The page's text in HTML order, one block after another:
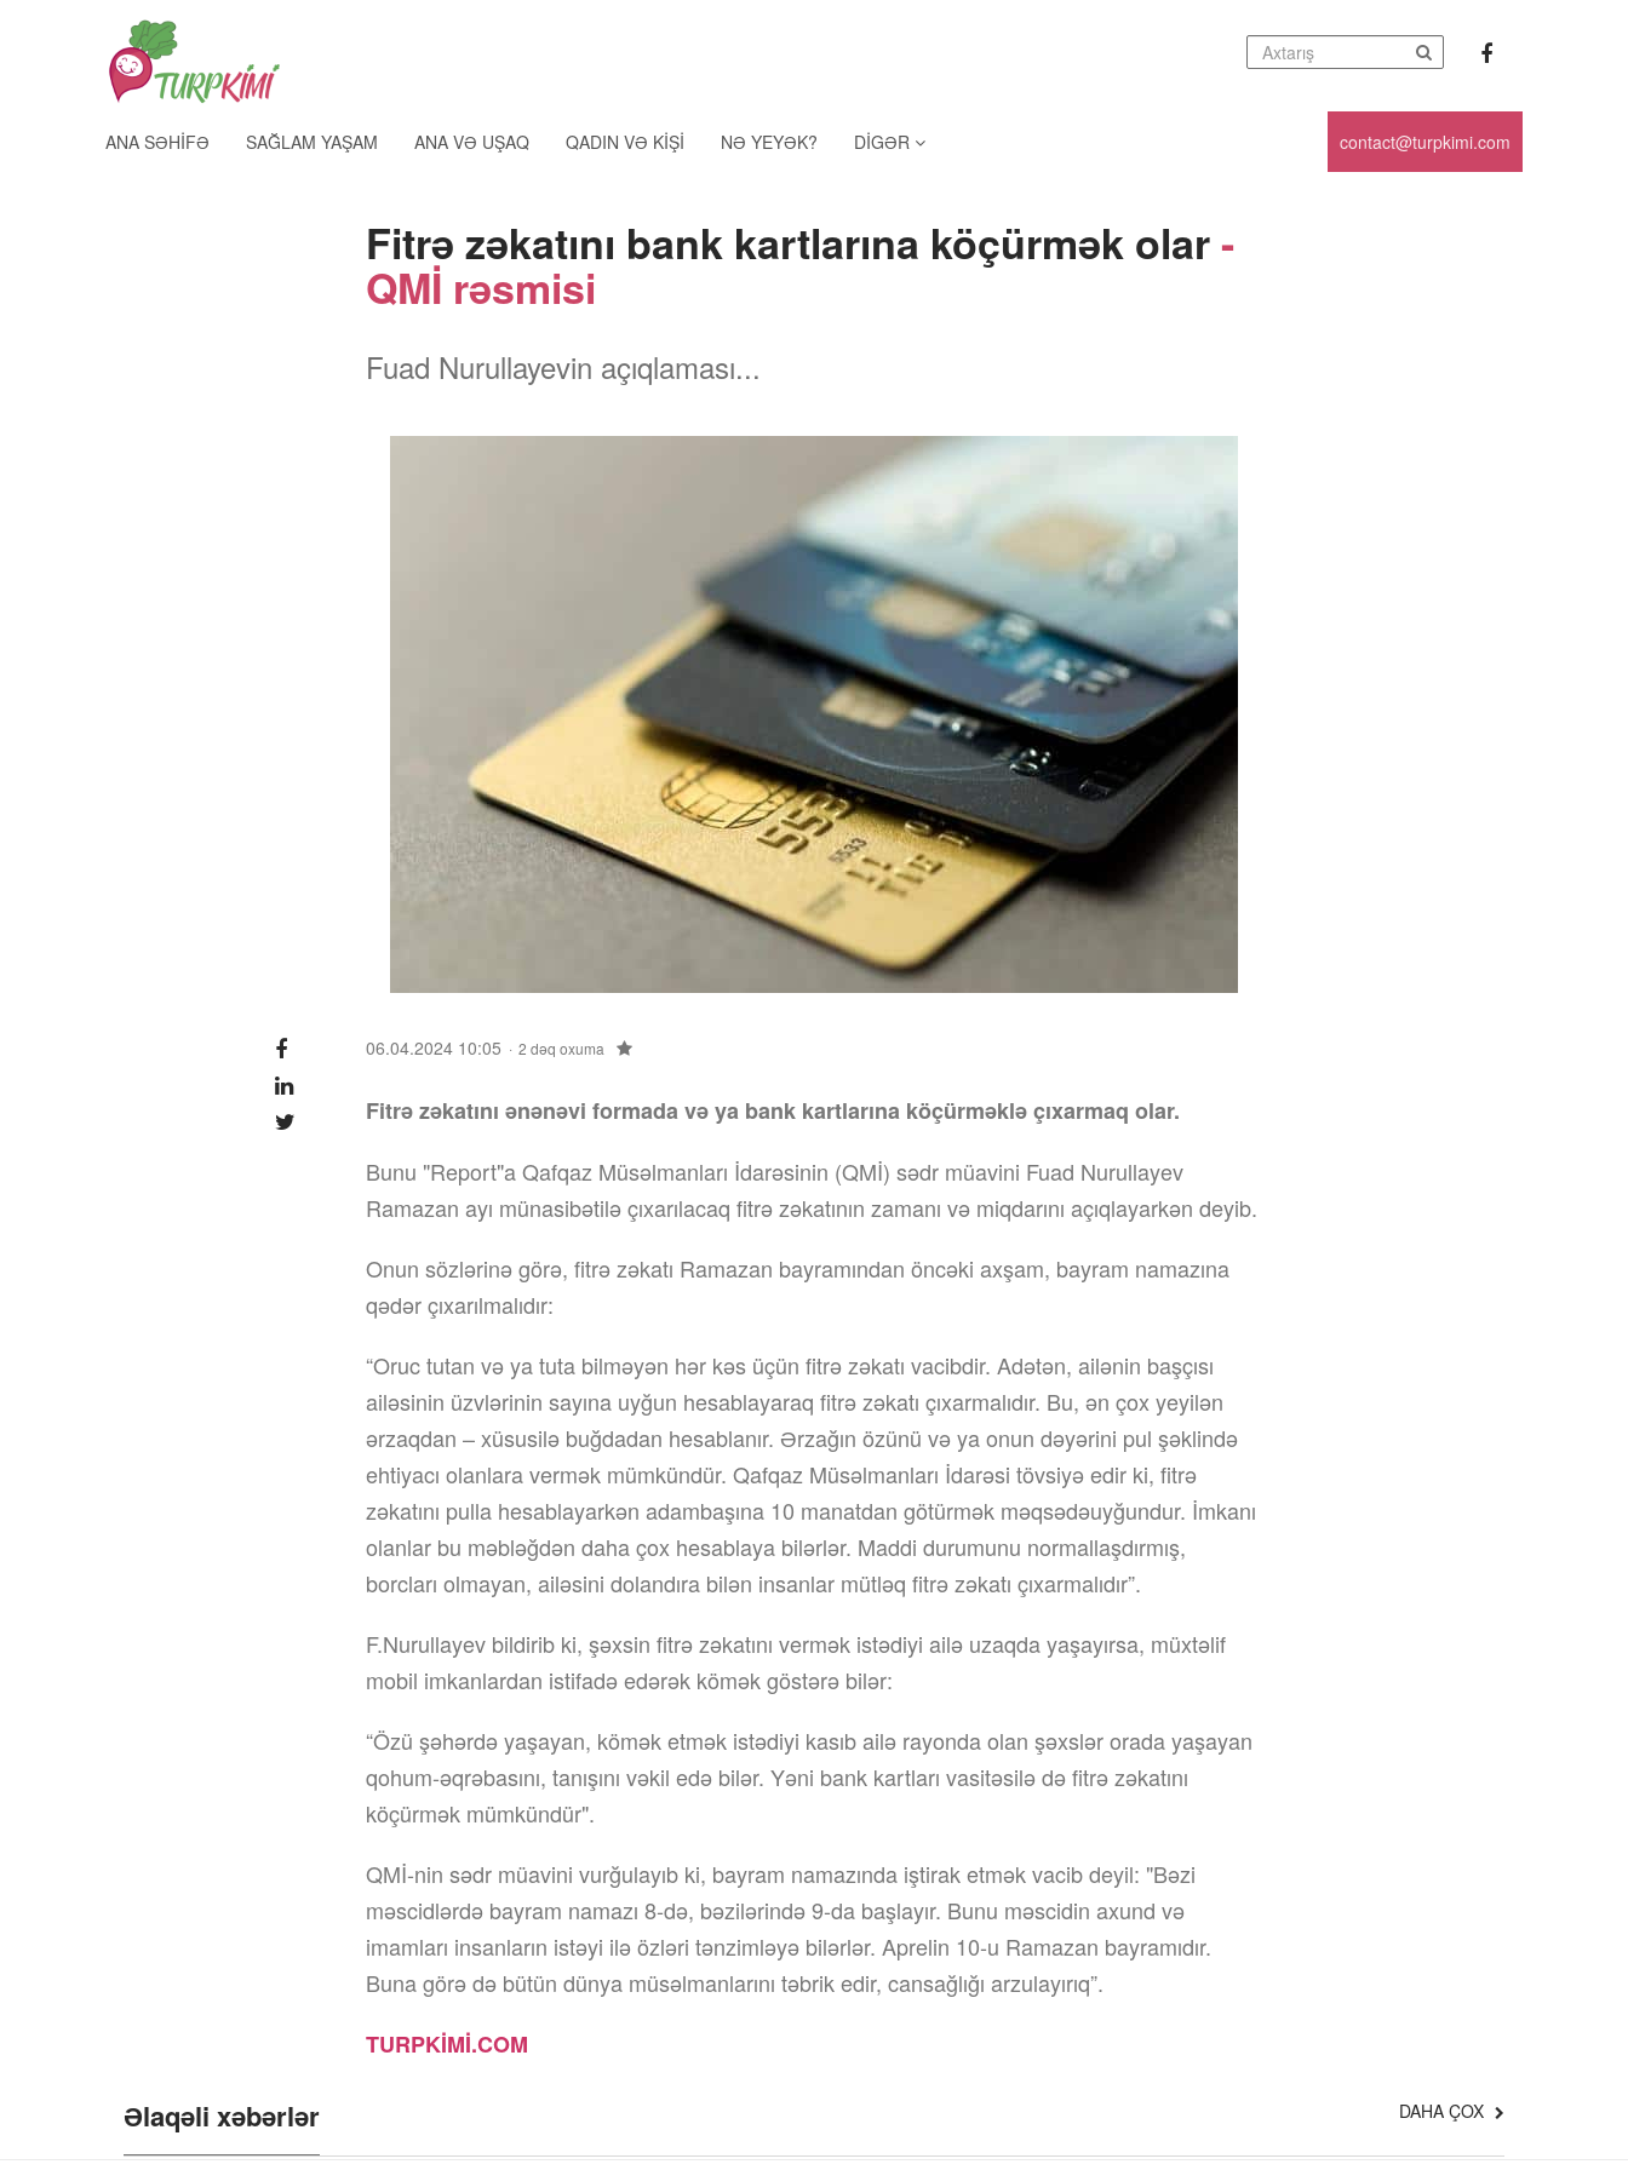
ANA SƏHIFƏ SAĞLAM YAŞAM ANA VƏ UŞAQ QADIN VƏ KIŞI NƏ YEYƏK? DIGƏR contact@turpkimi.com
Fitrə zəkatını bank kartlarına köçürmək olar -
QMİ rəsmisi
Fuad Nurullayevin açıqlaması...
06.04.2024 10:05 2 dəq oxuma
Fitrə zəkatını ənənəvi formada və ya bank kartlarına köçürməklə çıxarmaq olar.
Bunu "Report"a Qafqaz Müsəlmanları İdarəsinin (QMİ) sədr müavini Fuad Nurullayev
Ramazan ayı münasibətilə çıxarılacaq fitrə zəkatının zamanı və miqdarını açıqlayarkən deyib.
Onun sözlərinə görə, fitrə zəkatı Ramazan bayramından öncəki axşam, bayram namazına
qədər çıxarılmalıdır:
“Oruc tutan və ya tuta bilməyən hər kəs üçün fitrə zəkatı vacibdir. Adətən, ailənin başçısı
ailəsinin üzvlərinin sayına uyğun hesablayaraq fitrə zəkatı çıxarmalıdır. Bu, ən çox yeyilən
ərzaqdan – xüsusilə buğdadan hesablanır. Ərzağın özünü və ya onun dəyərini pul şəklində
ehtiyacı olanlara vermək mümkündür. Qafqaz Müsəlmanları İdarəsi tövsiyə edir ki, fitrə
zəkatını pulla hesablayarkən adambaşına 10 manatdan götürmək məqsədəuyğundur. İmkanı
olanlar bu məbləğdən daha çox hesablaya bilərlər. Maddi durumunu normallaşdırmış,
borcları olmayan, ailəsini dolandıra bilən insanlar mütləq fitrə zəkatı çıxarmalıdır”.
F.Nurullayev bildirib ki, şəxsin fitrə zəkatını vermək istədiyi ailə uzaqda yaşayırsa, müxtəlif
mobil imkanlardan istifadə edərək kömək göstərə bilər:
“Özü şəhərdə yaşayan, kömək etmək istədiyi kasıb ailə rayonda olan şəxslər orada yaşayan
qohum-əqrəbasını, tanışını vəkil edə bilər. Yəni bank kartları vasitəsilə də fitrə zəkatını
köçürmək mümkündür".
QMİ-nin sədr müavini vurğulayıb ki, bayram namazında iştirak etmək vacib deyil: "Bəzi
məscidlərdə bayram namazı 8-də, bəzilərində 9-da başlayır. Bunu məscidin axund və
imamları insanların istəyi ilə özləri tənzimləyə bilərlər. Aprelin 10-u Ramazan bayramıdır.
Buna görə də bütün dünya müsəlmanlarını təbrik edir, cansağlığı arzulayırıq”.
TURPKİMİ.COM
Əlaqəli xəbərlər DAHA ÇOX